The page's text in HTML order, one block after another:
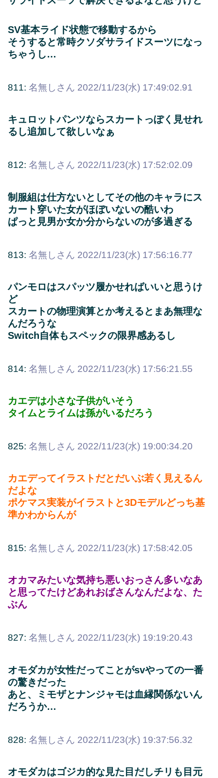
SV基本ライド状態で移動するから
そうすると常時クソダサライドスーツになっ
ちゃうし…
811: 名無しさん 2022/11/23(水) 17:49:02.91
キュロットパンツならスカートっぽく見せれ
るし追加して欲しいなぁ
812: 名無しさん 2022/11/23(水) 17:52:02.09
制服組は仕方ないとしてその他のキャラにス
カート穿いた女がほぼいないの酷いわ
ぱっと見男か女か分からないのが多過ぎる
813: 名無しさん 2022/11/23(水) 17:56:16.77
パンモロはスパッツ履かせればいいと思うけ
ど
スカートの物理演算とか考えるとまあ無理な
んだろうな
Switch自体もスペックの限界感あるし
814: 名無しさん 2022/11/23(水) 17:56:21.55
カエデは小さな子供がいそう
タイムとライムは孫がいるだろう
825: 名無しさん 2022/11/23(水) 19:00:34.20
カエデってイラストだとだいぶ若く見えるん
だよな
ポケマス実装がイラストと3Dモデルどっち基
準かわからんが
815: 名無しさん 2022/11/23(水) 17:58:42.05
オカマみたいな気持ち悪いおっさん多いなあ
と思ってたけどあれおばさんなんだよな、た
ぶん
827: 名無しさん 2022/11/23(水) 19:19:20.43
オモダカが女性だってことがsvやっての一番
の驚きだった
あと、ミモザとナンジャモは血縁関係ないん
だろうか…
828: 名無しさん 2022/11/23(水) 19:37:56.32
オモダカはゴジカ的な見た目だしチリも目元